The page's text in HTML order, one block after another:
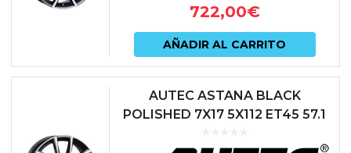
722,00€
AÑADIR AL CARRITO
AUTEC ASTANA BLACK
POLISHED 7X17 5X112 ET45 57.1